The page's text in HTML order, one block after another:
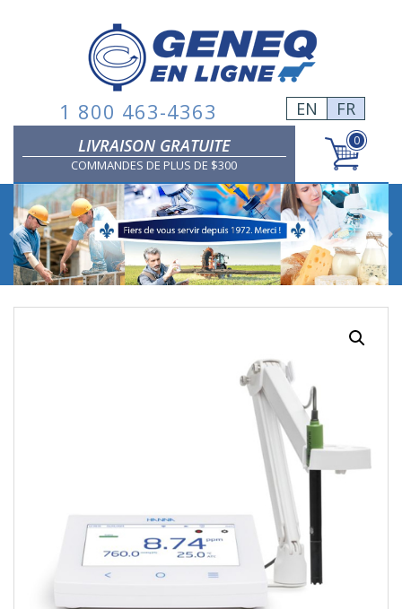
1 800 463-4363 EN
FR
LIVRAISON GRATUITE
COMMANDES DE PLUS DE $300
0
Previous